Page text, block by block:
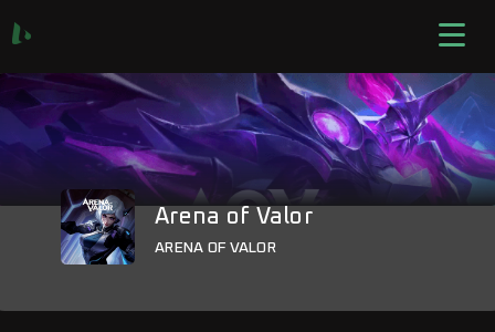
Arena of Valor
ARENA OF VALOR